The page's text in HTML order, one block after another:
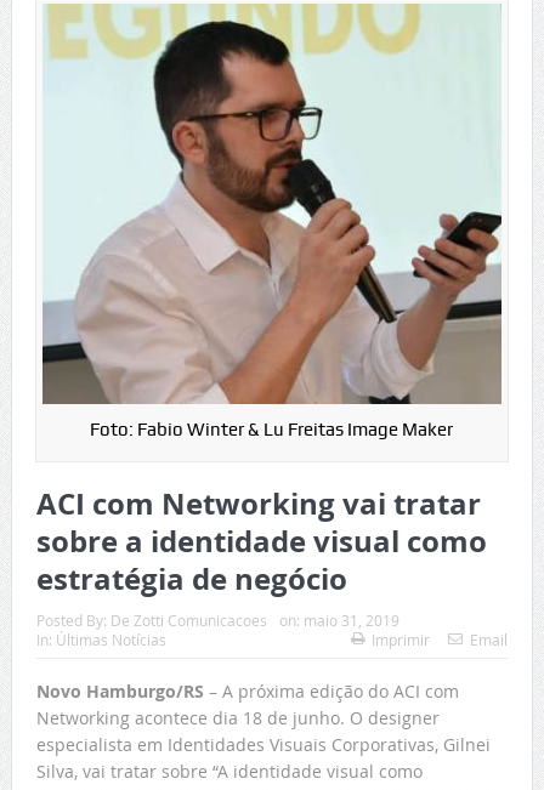
Foto: Fabio Winter & Lu Freitas Image Maker
ACI com Networking vai tratar
sobre a identidade visual como
estratégia de negócio
Posted By: De Zotti Comunicacoes on: maio 31, 2019
In: Últimas Notícias Imprimir Email
Novo Hamburgo/RS – A próxima edição do ACI com
Networking acontece dia 18 de junho. O designer
especialista em Identidades Visuais Corporativas, Gilnei
Silva, vai tratar sobre “A identidade visual como